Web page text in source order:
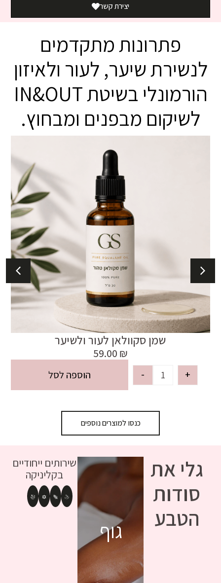
יצירת קשר
פתרונות מתקדמים
לנשירת שיער, לעור ולאיזון
הורמונלי בשיטת IN&OUT
לשיקום מבפנים ומבחוץ.
שמן סקוולאן לעור ולשיער
59.00 ₪
- + הוספה לסל
כנסו למוצרים נוספים
גלי את
סודות
הטבע
פנים גוף
שירותים ייחודיים
בקליניקה